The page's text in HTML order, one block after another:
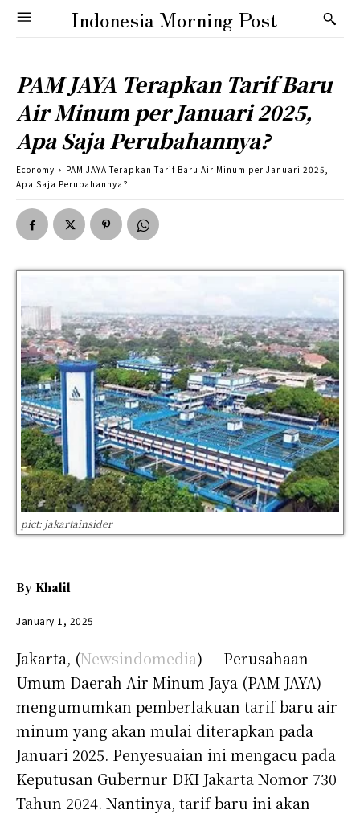
Indonesia Morning Post
PAM JAYA Terapkan Tarif Baru
Air Minum per Januari 2025,
Apa Saja Perubahannya?
Economy
PAM JAYA Terapkan Tarif Baru Air Minum per Januari 2025,
Apa Saja Perubahannya?
pict: jakartainsider
By Khalil
January 1, 2025
Jakarta, (Newsindomedia) — Perusahaan
Umum Daerah Air Minum Jaya (PAM JAYA)
mengumumkan pemberlakuan tarif baru air
minum yang akan mulai diterapkan pada
Januari 2025. Penyesuaian ini mengacu pada
Keputusan Gubernur DKI Jakarta Nomor 730
Tahun 2024. Nantinya, tarif baru ini akan